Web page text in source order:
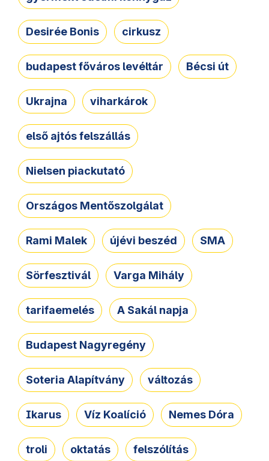
Desirée Bonis cirkusz
budapest főváros levéltár Bécsi út
Ukrajna viharkárok
első ajtós felszállás
Nielsen piackutató
Országos Mentőszolgálat
Rami Malek újévi beszéd SMA
Sörfesztivál Varga Mihály
tarifaemelés A Sakál napja
Budapest Nagyregény
Soteria Alapítvány változás
Ikarus Víz Koalíció Nemes Dóra
troli oktatás felszólítás